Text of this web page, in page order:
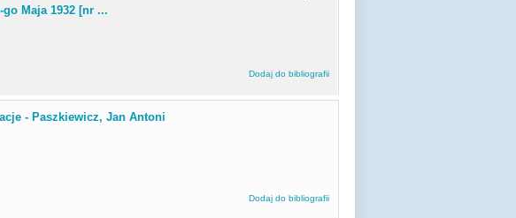
Maja 1932 [nr ...
Dodaj do bibliografii
- Paszkiewicz, Jan Antoni
Dodaj do bibliografii